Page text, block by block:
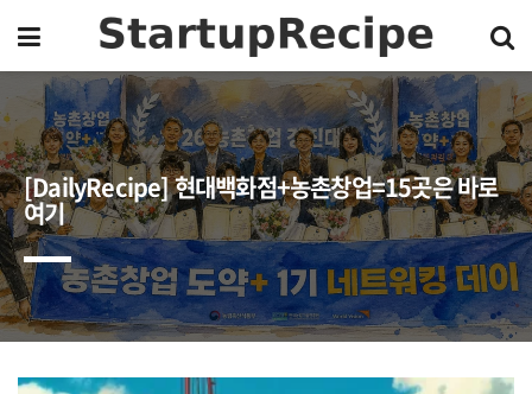
[DailyRecipe] 현대백화점+농촌창업=15곳은 바로
여기